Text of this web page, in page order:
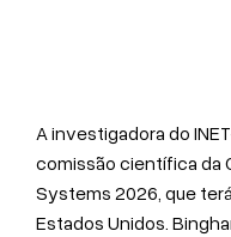
A investigadora do
comissão científica da
Systems 2026, que
Estados Unidos.